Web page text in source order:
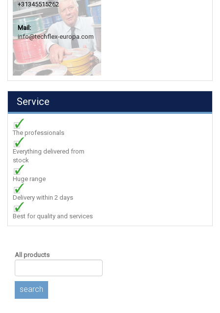
+31345515262
Mail:
info@techflex-europa.com
Service
The professionals
Everything delivered from
stock
Huge range
Delivery within 2 days
Best for quality and services
All products
search